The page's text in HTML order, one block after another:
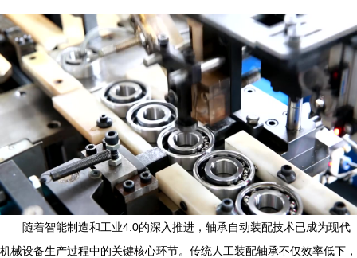
随着智能制造和工业4.0的深入推进，轴承自动装配技术已成为现代
机械设备生产过程中的关键核心环节。传统人工装配轴承不仅效率低下，